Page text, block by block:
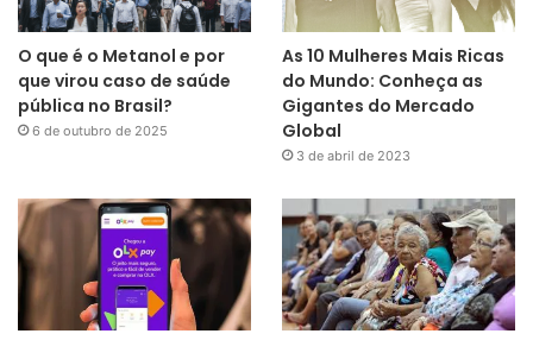
O que é o Metanol e por
que virou caso de saúde
pública no Brasil?
6 de outubro de 2025
As 10 Mulheres Mais Ricas
do Mundo: Conheça as
Gigantes do Mercado
Global
3 de abril de 2023